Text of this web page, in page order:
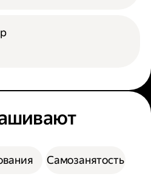
Самозанятость